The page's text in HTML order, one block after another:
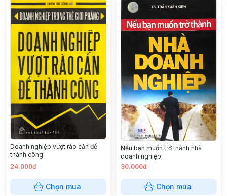
Doanh nghiệp vượt rào cản để
thành công
24.000đ
Chọn mua
Nếu bạn muốn trở thành nhà
doanh nghiệp
30.000đ
Chọn mua